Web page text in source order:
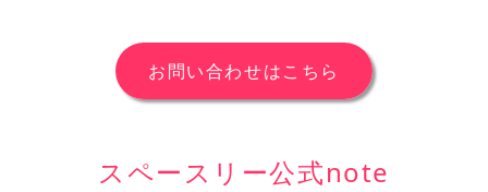
お問い合わせはこちら
スペースリー公式note